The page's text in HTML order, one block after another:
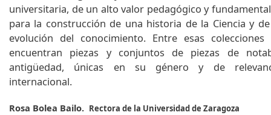
universitaria, de un alto valor pedagógico y
para la construcción de una historia de la Ciencia y
evolución del conocimiento. Entre esas colecciones
encuentran piezas y conjuntos de piezas de
antigüedad, únicas en su género y de
internacional.
Rosa Bolea Bailo. Rectora de la Universidad de Zaragoza